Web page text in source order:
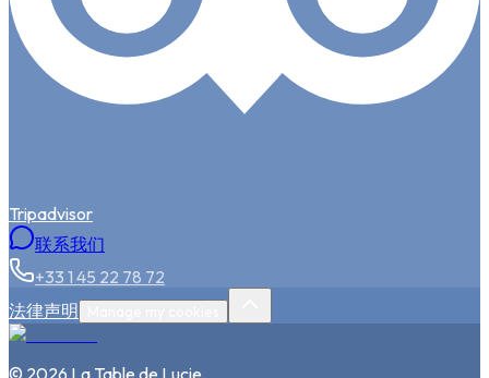
Tripadvisor
联系我们
+33 1 45 22 78 72
法律声明
© 2026 La Table de Lucie